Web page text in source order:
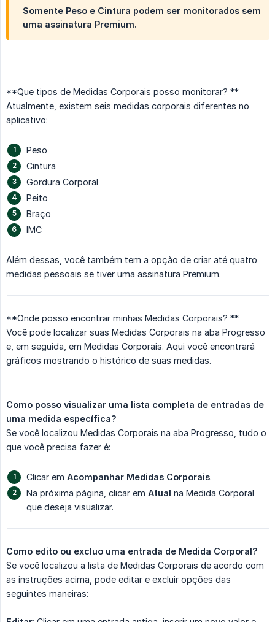
Somente Peso e Cintura podem ser monitorados sem
uma assinatura Premium.
**Que tipos de Medidas Corporais posso monitorar? **
Atualmente, existem seis medidas corporais diferentes no
aplicativo:
Peso
Cintura
Gordura Corporal
Peito
Braço
IMC
Além dessas, você também tem a opção de criar até quatro
medidas pessoais se tiver uma assinatura Premium.
**Onde posso encontrar minhas Medidas Corporais? **
Você pode localizar suas Medidas Corporais na aba Progresso
e, em seguida, em Medidas Corporais. Aqui você encontrará
gráficos mostrando o histórico de suas medidas.
Como posso visualizar uma lista completa de entradas de
uma medida específica?
Se você localizou Medidas Corporais na aba Progresso, tudo o
que você precisa fazer é:
Clicar em Acompanhar Medidas Corporais.
Na próxima página, clicar em Atual na Medida Corporal
que deseja visualizar.
Como edito ou excluo uma entrada de Medida Corporal?
Se você localizou a lista de Medidas Corporais de acordo com
as instruções acima, pode editar e excluir opções das
seguintes maneiras: